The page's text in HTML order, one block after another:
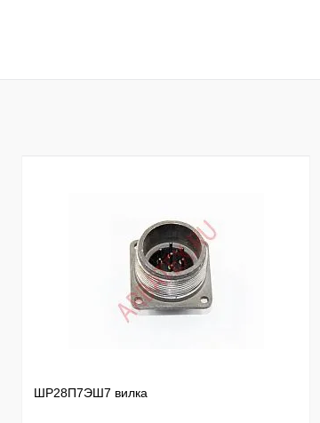
Купить в 1 клик Сравнение
ШР28П7ЭШ7 вилка